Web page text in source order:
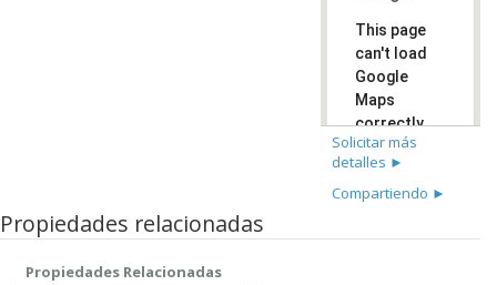
This page
can't load
Google
Maps
correctly.
Do you
own this
website?
Solicitar más
detalles ►
Compartiendo ►
Propiedades relacionadas
Propiedades Relacionadas